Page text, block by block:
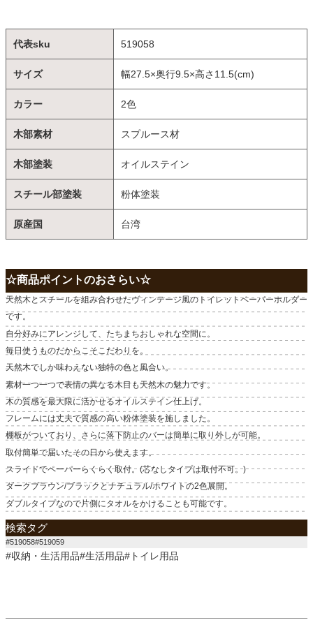
代表sku 519058
サイズ 幅27.5×奥行9.5×高さ11.5(cm)
カラー 2色
木部素材 スプルース材
木部塗装 オイルステイン
スチール部塗装 粉体塗装
原産国 台湾
☆商品ポイントのおさらい☆
天然木とスチールを組み合わせたヴィンテージ風のトイレットペーパーホルダー
です。
自分好みにアレンジして、たちまちおしゃれな空間に。
毎日使うものだからこそこだわりを。
天然木でしか味わえない独特の色と風合い。
素材一つ一つで表情の異なる木目も天然木の魅力です。
木の質感を最大限に活かせるオイルステイン仕上げ。
フレームには丈夫で質感の高い粉体塗装を施しました。
棚板がついており、さらに落下防止のバーは簡単に取り外しが可能。
取付簡単で届いたその日から使えます。
スライドでペーパーらくらく取付。(芯なしタイプは取付不可。)
ダークブラウン/ブラックとナチュラル/ホワイトの2色展開。
ダブルタイプなので片側にタオルをかけることも可能です。
検索タグ
#519058#519059
#収納・生活用品#生活用品#トイレ用品